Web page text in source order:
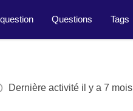
Questions Tags
Dernière activité il y a 7 mois